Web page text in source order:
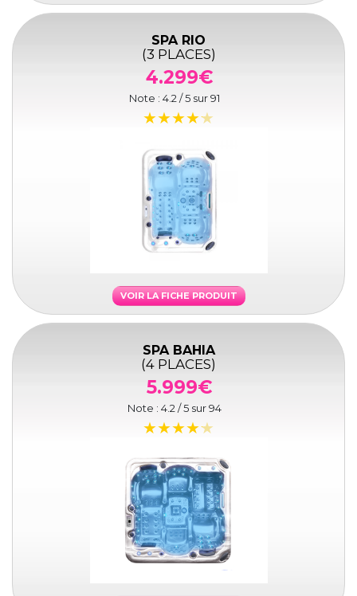
SPA RIO
(3 PLACES)
4.299€
Note : 4.2 / 5 sur91
VOIR LA FICHE PRODUIT
SPA BAHIA
(4 PLACES)
5.999€
Note : 4.2 / 5 sur94